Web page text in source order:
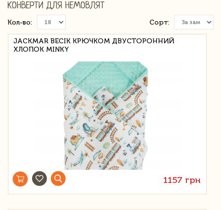
КОНВЕРТИ ДЛЯ НЕМОВЛЯТ
Кол-во: Сорт:
JACKMAR BECIK КРЮЧКОМ ДВУСТОРОННИЙ
ХЛОПОК MINKY
1157 грн